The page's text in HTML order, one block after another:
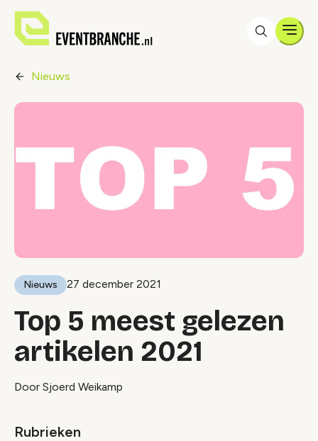
Nieuws
Nieuws 27 december 2021
Top 5 meest gelezen
artikelen 2021
Door Sjoerd Weikamp
Rubrieken